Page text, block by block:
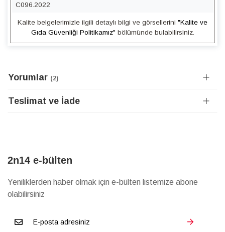
C096.2022
Kalite belgelerimizle ilgili detaylı bilgi ve görsellerini "Kalite ve
Gıda Güvenliği Politikamız" bölümünde bulabilirsiniz.
Yorumlar 2
Teslimat ve İade
2n14 e-bülten
Yeniliklerden haber olmak için e-bülten listemize abone
olabilirsiniz